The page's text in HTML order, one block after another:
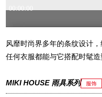
风靡时尚界多年的条纹设计
任何衣服都能与它搭配时髦
MIKI HOUSE 雨具系列 服饰